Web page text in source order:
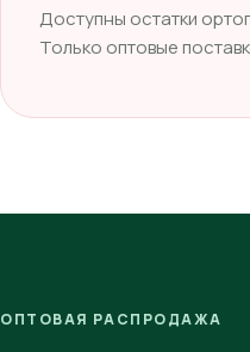
Доступны остатки
Только оптовые
ОПТОВАЯ РАСПРОДАЖА